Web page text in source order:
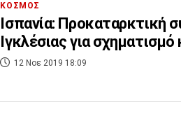
ΚΟΣΜΟΣ
Ισπανία: Προκαταρκτική
Ιγκλέσιας για
12 Νοε 2019 18:09